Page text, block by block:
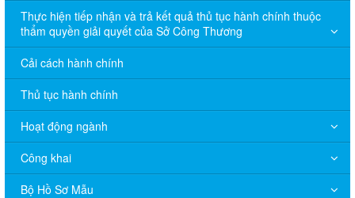
Thực hiện tiếp nhận và trả kết quả thủ tục hành chính thuộc
thẩm quyền giải quyết của Sở Công Thương
Cải cách hành chính
Thủ tục hành chính
Hoạt động ngành
Công khai
Bộ Hồ Sơ Mẫu